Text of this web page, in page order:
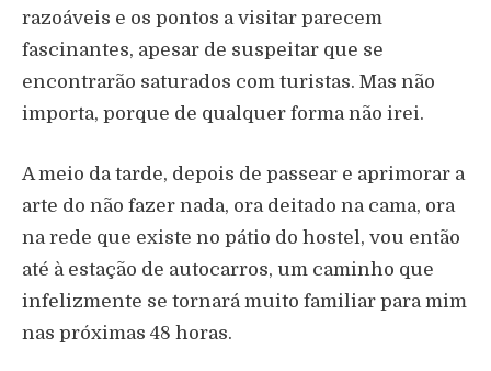
razoáveis e os pontos a visitar parecem
fascinantes, apesar de suspeitar que se
encontrarão saturados com turistas. Mas não
importa, porque de qualquer forma não irei.
A meio da tarde, depois de passear e aprimorar a
arte do não fazer nada, ora deitado na cama, ora
na rede que existe no pátio do hostel, vou então
até à estação de autocarros, um caminho que
infelizmente se tornará muito familiar para mim
nas próximas 48 horas.